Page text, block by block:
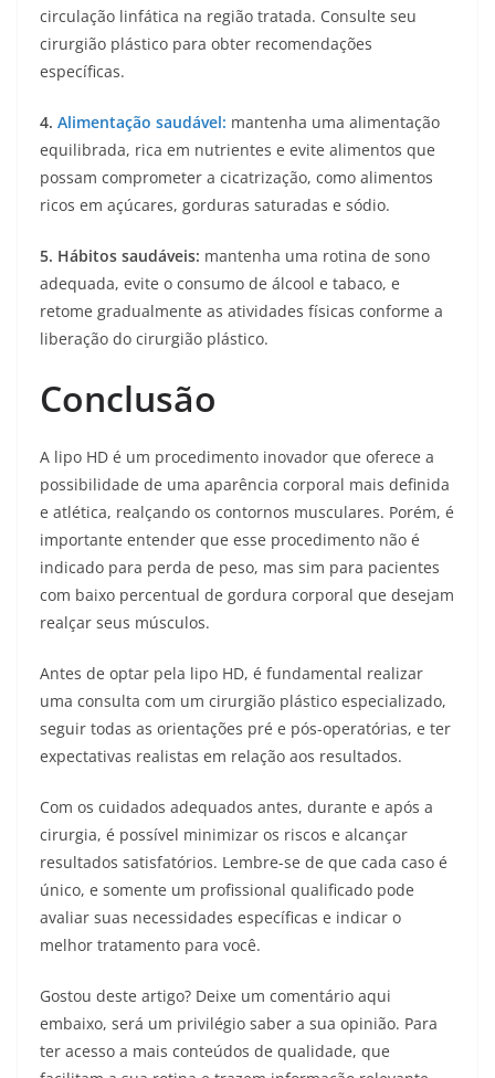
circulação linfática na região tratada. Consulte seu
cirurgião plástico para obter recomendações
específicas.
4. Alimentação saudável: mantenha uma alimentação
equilibrada, rica em nutrientes e evite alimentos que
possam comprometer a cicatrização, como alimentos
ricos em açúcares, gorduras saturadas e sódio.
5. Hábitos saudáveis: mantenha uma rotina de sono
adequada, evite o consumo de álcool e tabaco, e
retome gradualmente as atividades físicas conforme a
liberação do cirurgião plástico.
Conclusão
A lipo HD é um procedimento inovador que oferece a
possibilidade de uma aparência corporal mais definida
e atlética, realçando os contornos musculares. Porém, é
importante entender que esse procedimento não é
indicado para perda de peso, mas sim para pacientes
com baixo percentual de gordura corporal que desejam
realçar seus músculos.
Antes de optar pela lipo HD, é fundamental realizar
uma consulta com um cirurgião plástico especializado,
seguir todas as orientações pré e pós-operatórias, e ter
expectativas realistas em relação aos resultados.
Com os cuidados adequados antes, durante e após a
cirurgia, é possível minimizar os riscos e alcançar
resultados satisfatórios. Lembre-se de que cada caso é
único, e somente um profissional qualificado pode
avaliar suas necessidades específicas e indicar o
melhor tratamento para você.
Gostou deste artigo? Deixe um comentário aqui
embaixo, será um privilégio saber a sua opinião. Para
ter acesso a mais conteúdos de qualidade, que